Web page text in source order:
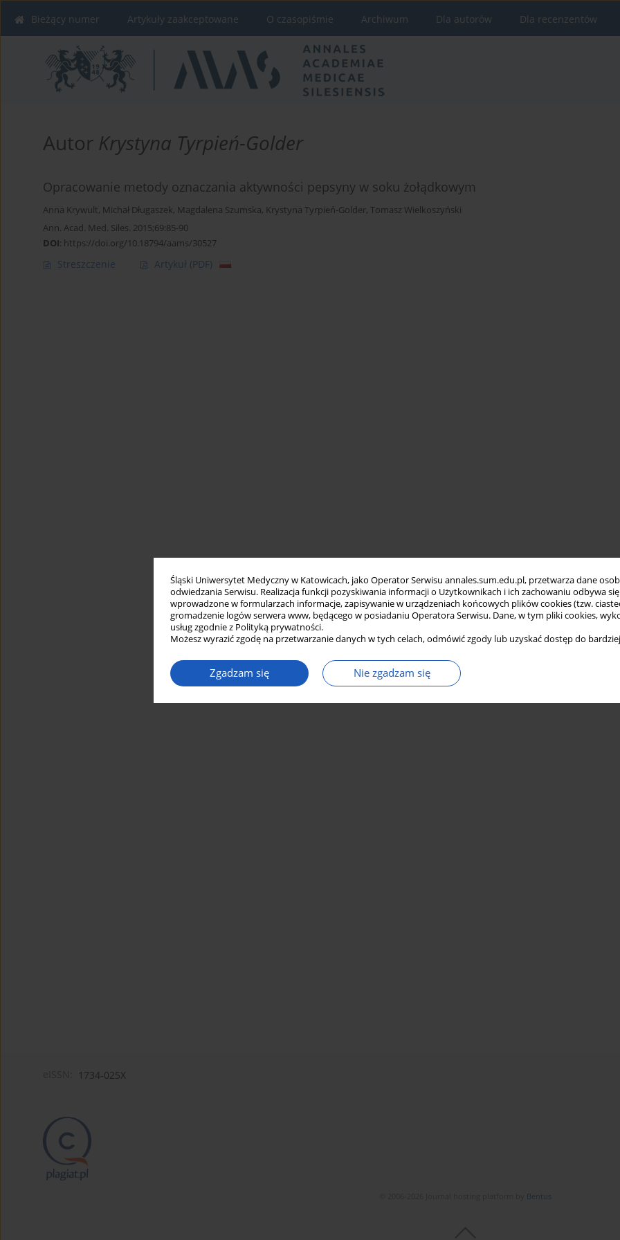
Śląski Uniwersytet Medyczny w Katowicach, jako Operator Serwisu annales.sum.edu.pl, przetwarza dane
odwiedzania Serwisu. Realizacja funkcji pozyskiwania informacji o Użytkownikach i ich zachowaniu odbywa
wprowadzone w formularzach informacje, zapisywanie w urządzeniach końcowych plików cookies (tzw.
gromadzenie logów serwera www, będącego w posiadaniu Operatora Serwisu. Dane, w tym pliki cookies,
usług zgodnie z Polityką prywatności.
Możesz wyrazić zgodę na przetwarzanie danych w tych celach, odmówić zgody lub uzyskać dostęp do
Zgadzam się Nie zgadzam się
Bieżący numer Artykuły zaakceptowane O czasopiśmie Archiwum Dla autorów Dla recenzentów
Autor Krystyna Tyrpień-Golder
Opracowanie metody oznaczania aktywności pepsyny w soku żołądkowym
Anna Krywult, Michał Długaszek, Magdalena Szumska, Krystyna Tyrpień-Golder, Tomasz Wielkoszyński
Ann. Acad. Med. Siles. 2015;69:85-90
DOI: https://doi.org/10.18794/aams/30527
Streszczenie Artykuł (PDF)
1734-025X
Bentus